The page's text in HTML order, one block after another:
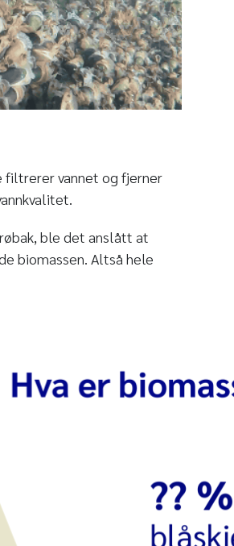
filtrerer vannet og fjerner
ble det anslått at
biomassen. Altså hele